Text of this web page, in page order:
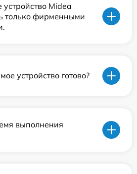
устройство Midea
только фирменными
устройство готово?
выполнения